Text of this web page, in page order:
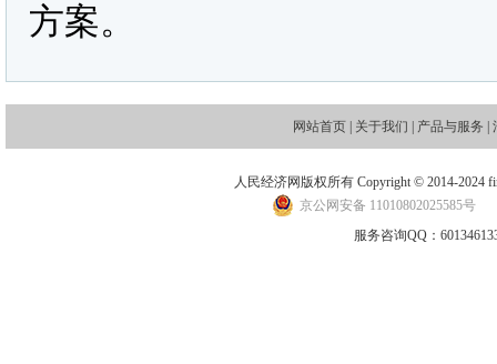
方案。
网站首页 关于我们 产品与服务
人民经济网版权所有 Copyright © 2014-2024
京公网安备 11010802025585号
服务咨询QQ：